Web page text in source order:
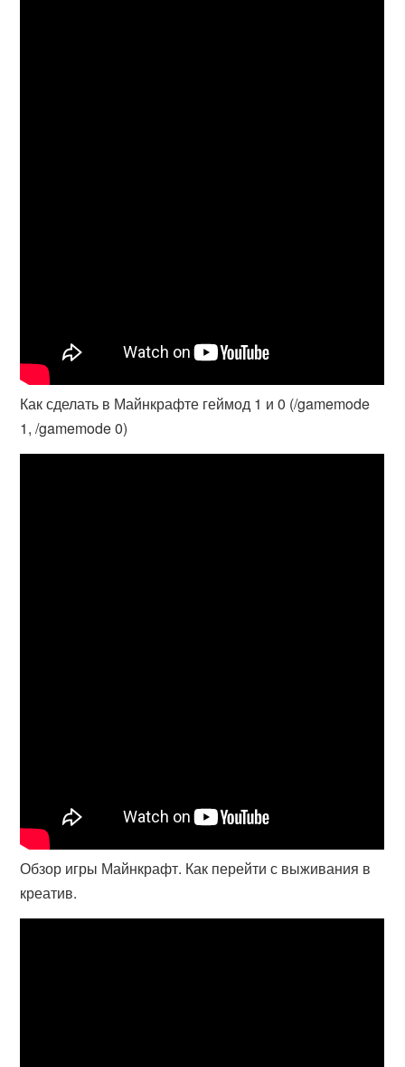
Как сделать в Майнкрафте геймод 1 и 0 (/gamemode
1, /gamemode 0)
Обзор игры Майнкрафт. Как перейти с выживания в
креатив.